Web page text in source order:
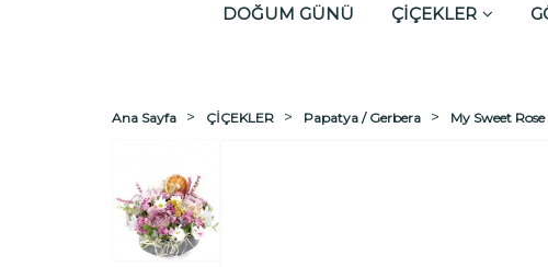
DOĞUM GÜNÜ ÇİÇEKLER
Ana Sayfa ÇİÇEKLER Papatya / Gerbera My Sweet Rose